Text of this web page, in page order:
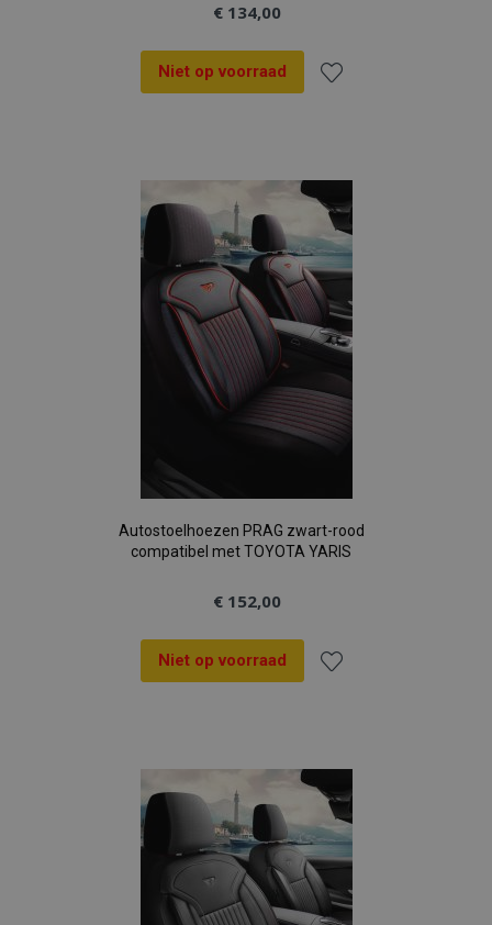
€ 134,00
Niet op voorraad
aan
verlanglijst
Autostoelhoezen PRAG zwart-rood
compatibel met TOYOTA YARIS
€ 152,00
Niet op voorraad
aan
verlanglijst